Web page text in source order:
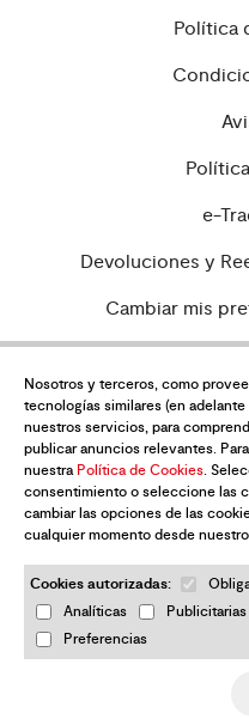
Política
e-
Devoluciones y
Cambiar mis
¿Quieres estar al
novedades?
Suscríbete a nuestra
Nosotros y terceros, como
tecnologías similares (en
nuestros servicios, para
publicar anuncios relevantes.
nuestra Política de Cookies.
consentimiento o seleccione las
cambiar las opciones de las
cualquier momento desde
Cookies autorizadas:
Analíticas
Publicitarias
Preferencias